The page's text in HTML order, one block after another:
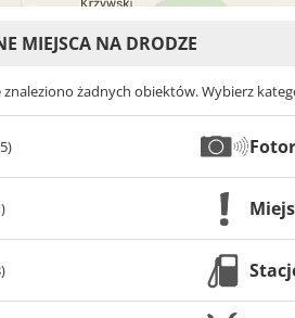
MIEJSCA NA DRODZE
żadnych obiektów. Wybierz